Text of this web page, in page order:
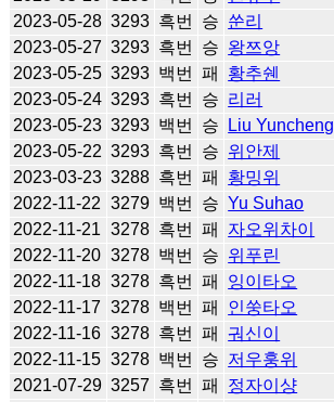
2023-05-28 3293 흑번 승 쑨리
2023-05-27 3293 흑번 승 왕쯔앙
2023-05-25 3293 백번 패 황추쉔
2023-05-24 3293 흑번 승 리러
2023-05-23 3293 백번 승 Liu Yuncheng
2023-05-22 3293 흑번 승 위안제
2023-03-23 3288 흑번 패 황밍위
2022-11-22 3279 백번 승 Yu Suhao
2022-11-21 3278 흑번 패 자오위차이
2022-11-20 3278 백번 승 위푸린
2022-11-18 3278 흑번 패 잉이타오
2022-11-17 3278 백번 패 인쑹타오
2022-11-16 3278 흑번 패 궈신이
2022-11-15 3278 백번 승 저우훙위
2021-07-29 3257 흑번 패 정자이샹